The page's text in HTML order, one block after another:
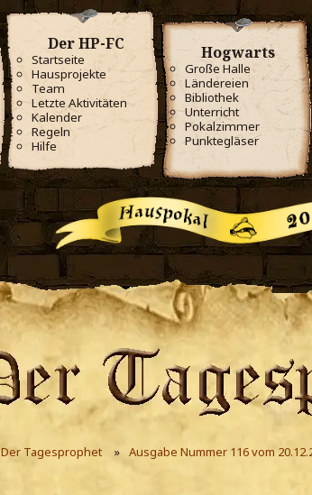
Der HP-FC
Startseite
Hausprojekte
Team
Letzte Aktivitäten
Kalender
Regeln
Hilfe
Hogwarts
Große Halle
Ländereien
Bibliothek
Unterricht
Pokalzimmer
Punktegläser
Der Tagesprophet Ausgabe Nummer 116 vom